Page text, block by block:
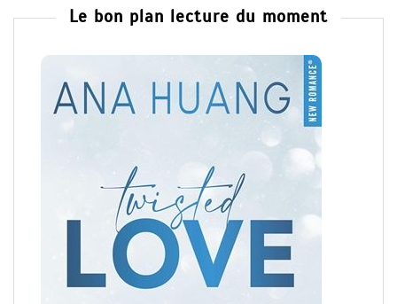
Le bon plan lecture du moment